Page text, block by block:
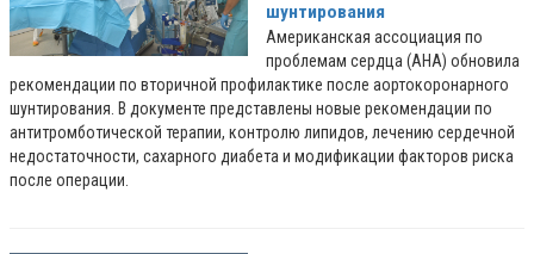
шунтирования
Американская ассоциация по
проблемам сердца (AHA) обновила
рекомендации по вторичной профилактике после аортокоронарного
шунтирования. В документе представлены новые рекомендации по
антитромботической терапии, контролю липидов, лечению сердечной
недостаточности, сахарного диабета и модификации факторов риска
после операции.